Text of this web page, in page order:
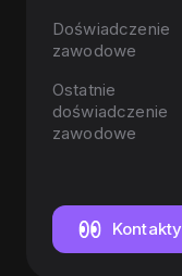
Doświadczenie
zawodowe
Ostatnie
doświadczenie
zawodowe
Kontakty